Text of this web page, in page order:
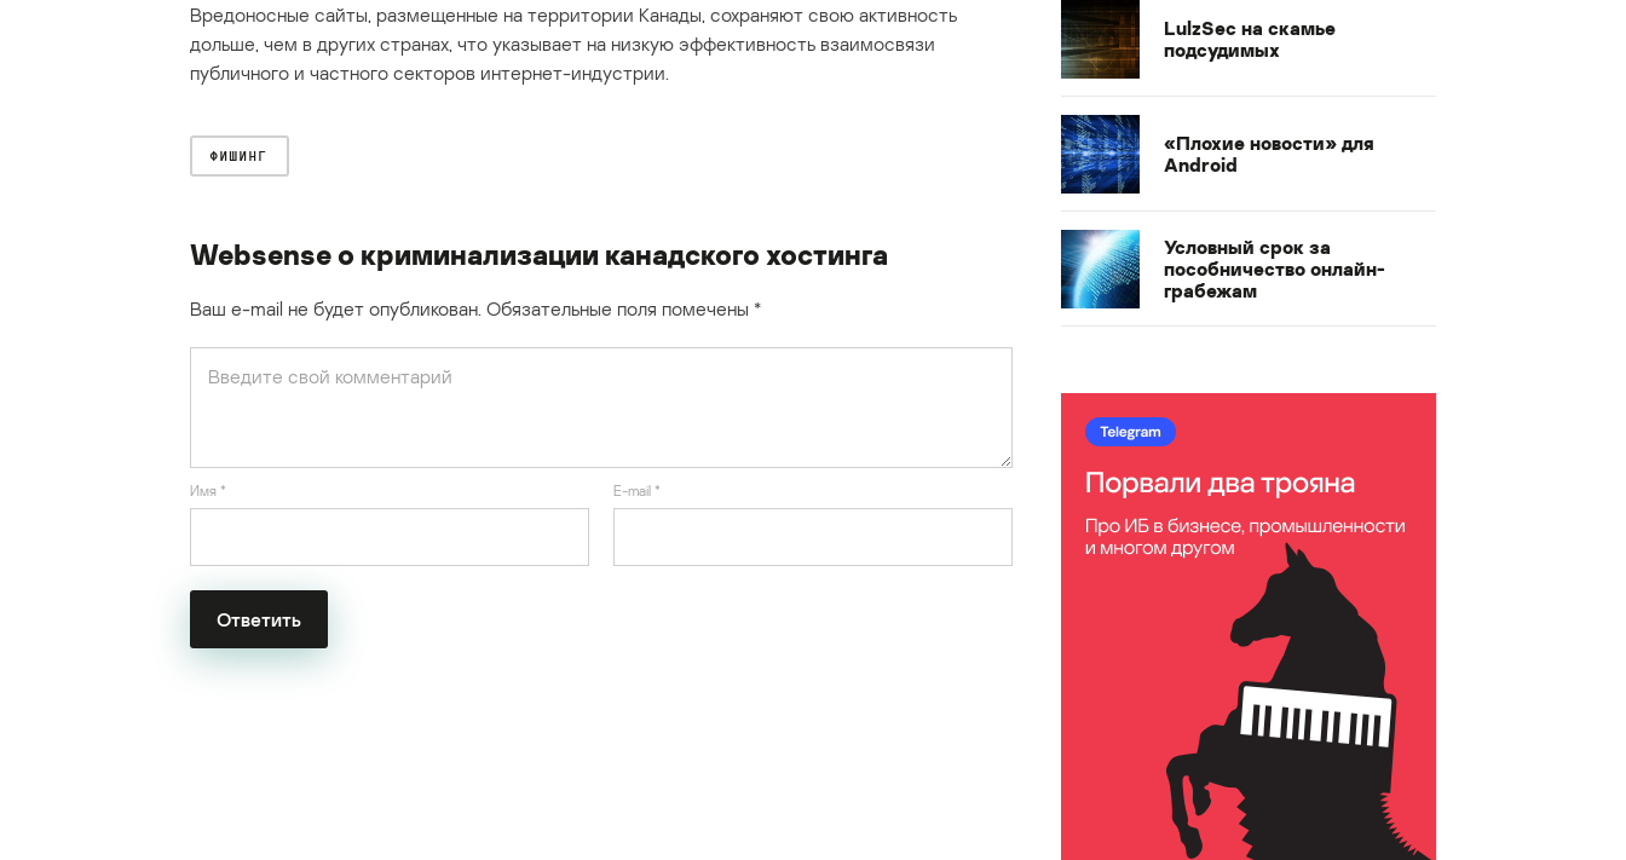
Вредоносные сайты, размещенные на территории Канады, сохраняют свою активность
дольше, чем в других странах, что указывает на низкую эффективность взаимосвязи
публичного и частного секторов интернет-индустрии.
ФИШИНГ
Websense о криминализации канадского хостинга
Ваш e-mail не будет опубликован. Обязательные поля помечены *
Имя * E-mail *
LulzSec на скамье
подсудимых
«Плохие новости» для
Android
Условный срок за
пособничество онлайн-
грабежам